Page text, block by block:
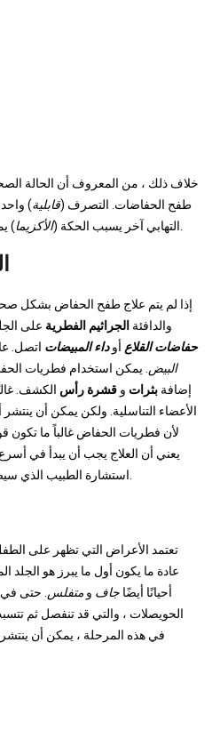
خلاف ذلك ، من المعروف أن الحالة
طفح الحفاضات. التصرف (قابلية) واحد
التهابي آخر يسبب الحكة (الأكزيما
إذا لم يتم علاج طفح الحفاض بشكل
والدافئة الجراثيم الفطرية على
حفاضات القلاع أوداء المبيضات اتصل.
البيض . يمكن استخدام فطريات
إضافة بثرات و قشرة رأس الكشف.
الأعضاء التناسلية. ولكن يمكن أن ينتشر
لأن فطريات الحفاض غالباً ما تكون
يعني أن العلاج يجب أن يبدأ في
تعتمد الأعراض التي تظهر على
عادة ما يكون أول ما يبرز هو
أحيانًا أيضًا جاف و متفلس . حتى
الحويصلات ، والتي قد تنفصل ثم
في هذه المرحلة ، يمكن أن